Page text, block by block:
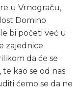
u Vrnograču,
Domino
bi početi već u
zajednice
da će se
kao se od nas
ćemo se da ne